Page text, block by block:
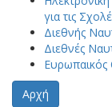
για τις
Διεθνής
Διεθνές
Ευρωπαικός
Αρχή